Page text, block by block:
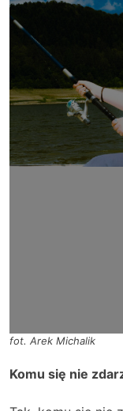
fot. Arek Michalik
Komu się nie